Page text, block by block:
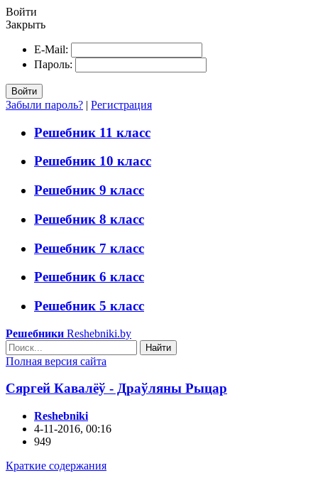
Войти
Закрыть
E-Mail:
Пароль:
Войти
Забыли пароль? | Регистрация
Решебник 11 класс
Решебник 10 класс
Решебник 9 класс
Решебник 8 класс
Решебник 7 класс
Решебник 6 класс
Решебник 5 класс
Решебники Reshebniki.by
Найти
Полная версия сайта
Сяргей Кавалёў - Драўляны Рыцар
Reshebniki
4-11-2016, 00:16
949
Краткие содержания